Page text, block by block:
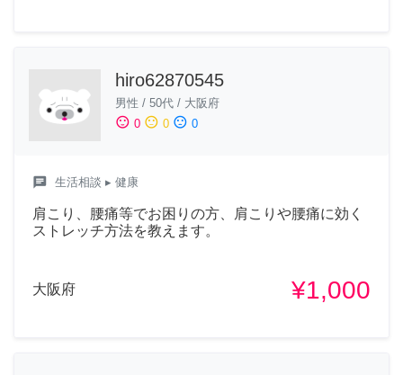
hiro62870545
男性 / 50代 / 大阪府
sentiment_satisfied 0 sentiment_neutral 0 sentiment_dissatisfied 0
chat 生活相談 ▸ 健康
肩こり、腰痛等でお困りの方、肩こりや腰痛に効く
ストレッチ方法を教えます。
大阪府 ¥1,000